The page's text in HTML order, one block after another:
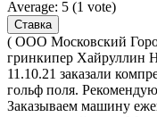
Average: 5 (1 vote)
( ООО Московский
гринкипер Хайруллин
11.10.21 заказали
гольф поля.
Заказываем машину